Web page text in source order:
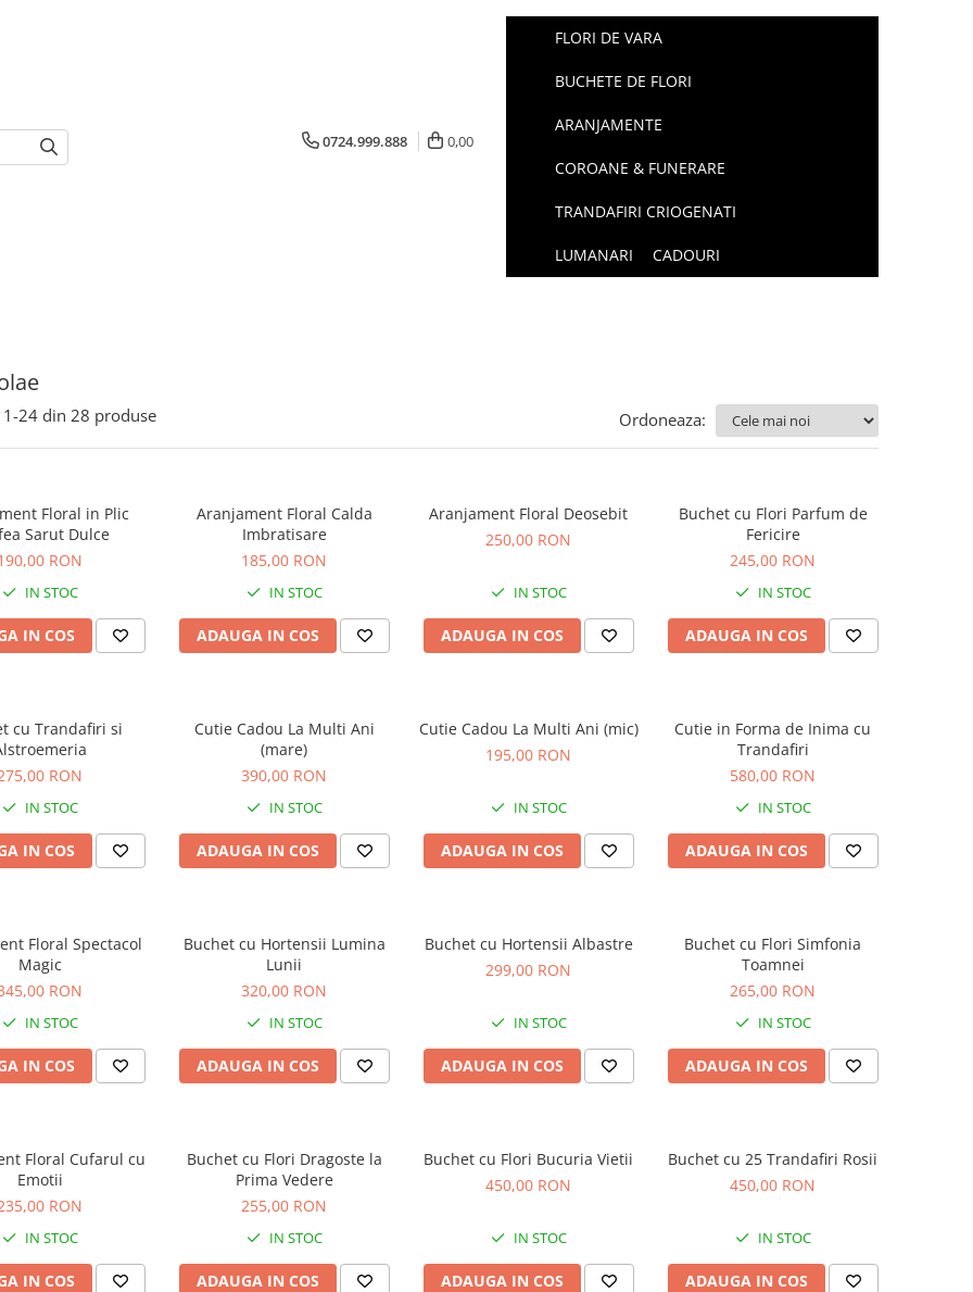
0724.999.888 0,00
FLORI DE VARA
BUCHETE DE FLORI
ARANJAMENTE
COROANE & FUNERARE
TRANDAFIRI CRIOGENATI
LUMANARI CADOURI
1-24 din 28 produse Ordoneaza:
Floral in Plic
Sarut Dulce
RON
IN STOC
IN COS
Aranjament Floral Calda
Imbratisare
185,00 RON
IN STOC
ADAUGA IN COS
Aranjament Floral Deosebit
250,00 RON
IN STOC
ADAUGA IN COS
Buchet cu Flori Parfum de
Fericire
245,00 RON
IN STOC
ADAUGA IN COS
cu Trandafiri si
RON
IN STOC
IN COS
Cutie Cadou La Multi Ani
(mare)
390,00 RON
IN STOC
ADAUGA IN COS
Cutie Cadou La Multi Ani (mic)
195,00 RON
IN STOC
ADAUGA IN COS
Cutie in Forma de Inima cu
Trandafiri
580,00 RON
IN STOC
ADAUGA IN COS
Floral Spectacol
Magic
RON
IN STOC
IN COS
Buchet cu Hortensii Lumina
Lunii
320,00 RON
IN STOC
ADAUGA IN COS
Buchet cu Hortensii Albastre
299,00 RON
IN STOC
ADAUGA IN COS
Buchet cu Flori Simfonia
Toamnei
265,00 RON
IN STOC
ADAUGA IN COS
Floral Cufarul cu
Emotii
RON
IN STOC
IN COS
Buchet cu Flori Dragoste la
Prima Vedere
255,00 RON
IN STOC
ADAUGA IN COS
Buchet cu Flori Bucuria Vietii
450,00 RON
IN STOC
ADAUGA IN COS
Buchet cu 25 Trandafiri Rosii
450,00 RON
IN STOC
ADAUGA IN COS